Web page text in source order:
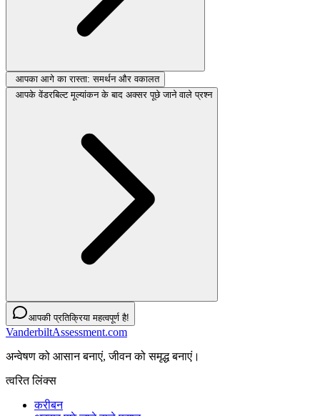
आपका आगे का रास्ता: समर्थन और वकालत
आपके वेंडरबिल्ट मूल्यांकन के बाद अक्सर पूछे जाने वाले प्रश्न
आपकी प्रतिक्रिया महत्वपूर्ण है!
VanderbiltAssessment.com
अन्वेषण को आसान बनाएं, जीवन को समृद्ध बनाएं।
त्वरित लिंक्स
करीबन